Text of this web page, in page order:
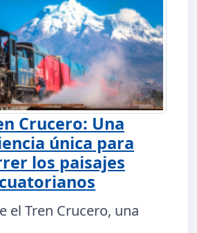
Crucero: Una
única para
los paisajes
el Tren Crucero, una